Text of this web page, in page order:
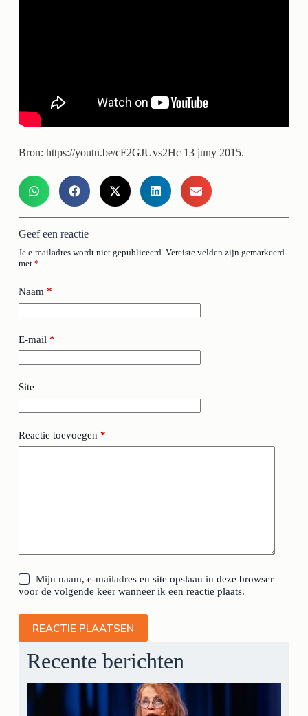
Bron: https://youtu.be/cF2GJUvs2Hc 13 juny 2015.
Geef een reactie
Je e-mailadres wordt niet gepubliceerd. Vereiste velden zijn gemarkeerd
met *
Naam*
E-mail *
Site
Reactie toevoegen *
Mijn naam, e-mailadres en site opslaan in deze browser
voor de volgende keer wanneer ik een reactie plaats.
REACTIE PLAATSEN
Recente berichten